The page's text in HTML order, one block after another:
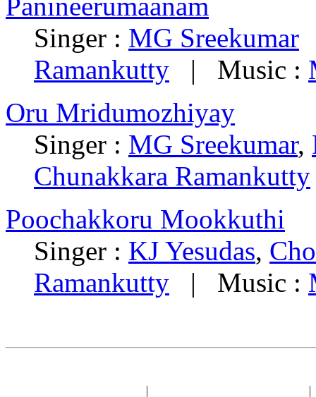
Panineerumaanam
Singer : MG Sreekumar
Ramankutty | Music :
Oru Mridumozhiyay
Singer : MG Sreekumar,
Chunakkara Ramankutty
Poochakkoru Mookkuthi
Singer : KJ Yesudas,
Ramankutty | Music :